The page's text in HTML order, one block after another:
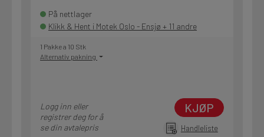
På nettlager
Klikk & Hent i Motek Oslo - Ensjø + 11 andre
1 Pakke a 10 Stk
Alternativ pakning
Logg inn eller
registrer deg for å
se din avtalepris
KJØP
Handleliste